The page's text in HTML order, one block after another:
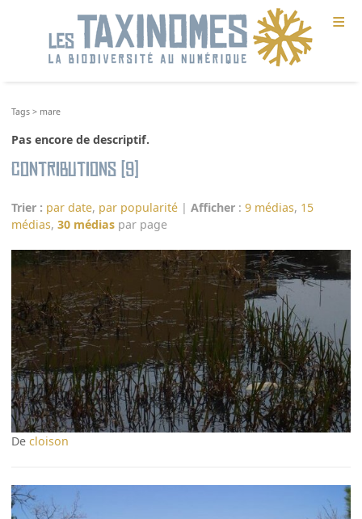
≡
Tags > mare
Pas encore de descriptif.
Contributions (9)
Trier : par date, par popularité |Afficher :9 médias, 15
médias,30 médias par page
Decloison